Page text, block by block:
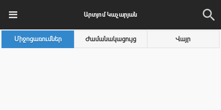
Արտյոմ Կաչարյան
Միջոցառումներ Ժամանակացույց Վայր